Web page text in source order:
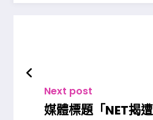
Next post
媒體標題「NET揭